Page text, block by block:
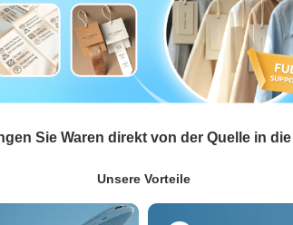
Sie Waren direkt von der Quelle in
Unsere Vorteile